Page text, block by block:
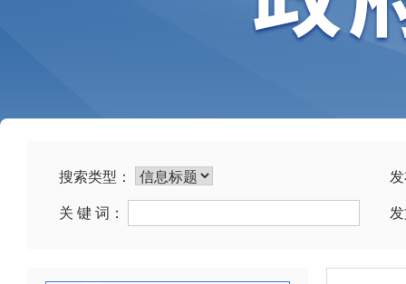
搜索类型：
关 键 词：